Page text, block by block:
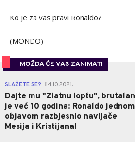
Ko je za vas pravi Ronaldo?
(MONDO)
MOŽDA ĆE VAS ZANIMATI
SLAŽETE SE? 14.10.2021.
Dajte mu "Zlatnu loptu", brutalan
je već 10 godina: Ronaldo jednom
objavom razbjesnio navijače
Mesija i Kristijana!